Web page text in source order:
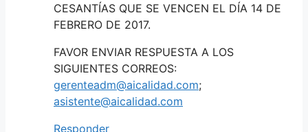
CESANTÍAS QUE SE VENCEN EL DÍA 14 DE
FEBRERO DE 2017.
FAVOR ENVIAR RESPUESTA A LOS
SIGUIENTES CORREOS:
gerenteadm@aicalidad.com;
asistente@aicalidad.com
Responder